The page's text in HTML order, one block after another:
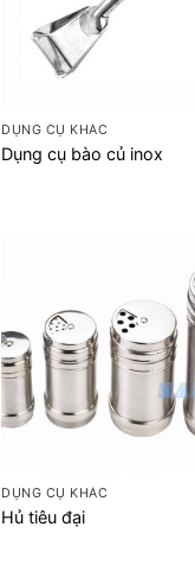
DỤNG CỤ KHÁC
Dụng cụ bào củ inox
DỤNG CỤ KHÁC
Hủ tiêu đại